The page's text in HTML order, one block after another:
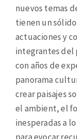
nuevos temas
tienen un
actuaciones y
integrantes del
con años de
panorama
crear paisajes
el ambient, el
inesperadas a